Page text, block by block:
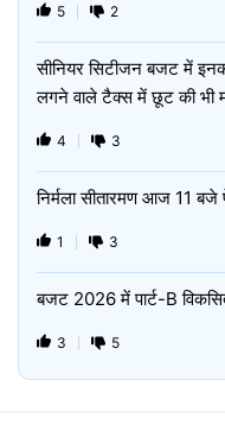
5 2
सीनियर सिटीजन बजट में
लगने वाले टैक्‍स में छूट की भी
4 3
निर्मला सीतारमण आज 11
1 3
बजट 2026 में पार्ट-B
3 5